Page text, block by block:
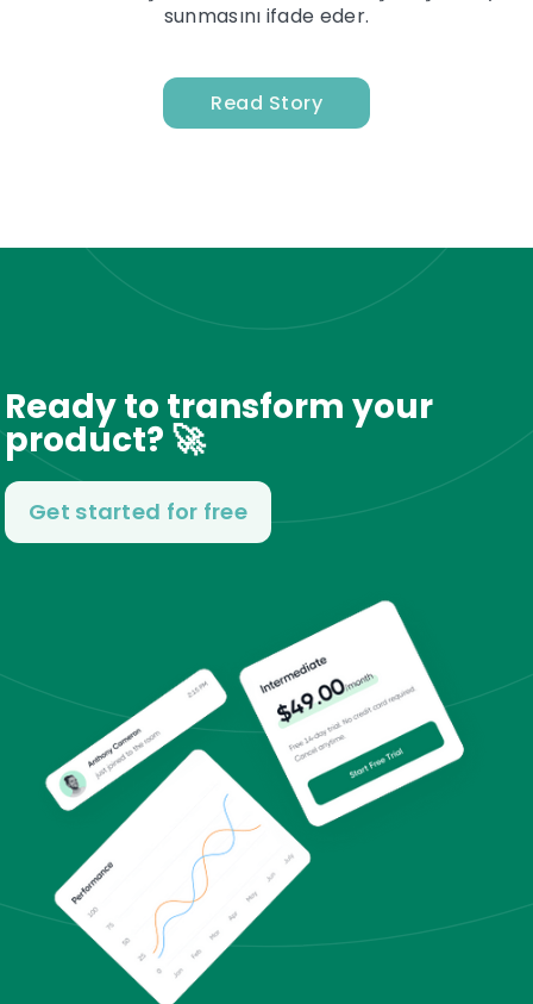
sunmasını ifade eder.
Read Story
Ready to transform your
product? 🚀
Get started for free